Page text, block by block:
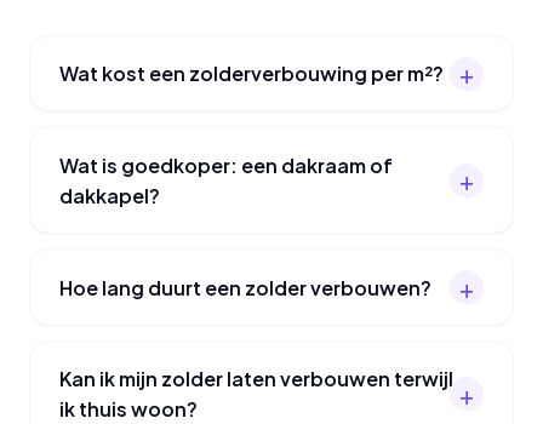
Wat kost een zolderverbouwing per m²?
Wat is goedkoper: een dakraam of
dakkapel?
Hoe lang duurt een zolder verbouwen?
Kan ik mijn zolder laten verbouwen terwijl
ik thuis woon?